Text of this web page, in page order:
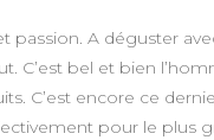
A déguster
bel et bien
C’est encore ce
pour le plus